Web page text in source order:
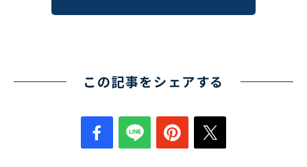
この記事をシェアする